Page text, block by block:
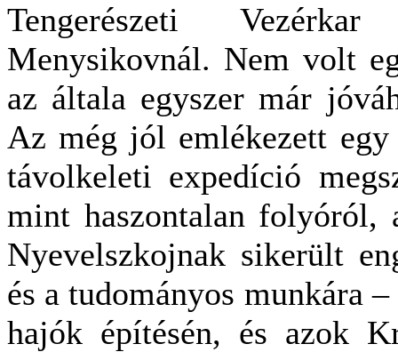
Tengerészeti
Menysikovnál. Nem volt
az általa egyszer már
Az még jól emlékezett
távolkeleti expedíció
mint haszontalan folyóról,
Nyevelszkojnak sikerült
és a tudományos munkára
hajók építésén, és azok